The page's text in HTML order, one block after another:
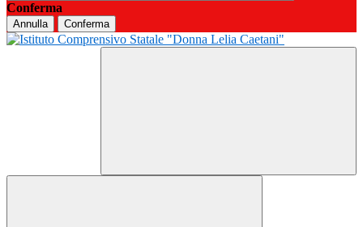
Conferma
Annulla Conferma